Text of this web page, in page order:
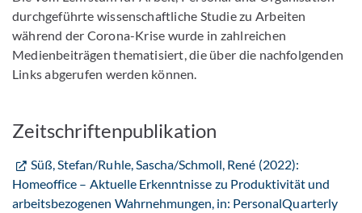
durchgeführte wissenschaftliche Studie zu Arbeiten
während der Corona-Krise wurde in zahlreichen
Medienbeiträgen thematisiert, die über die nachfolgenden
Links abgerufen werden können.
Zeitschriftenpublikation
Süß, Stefan/Ruhle, Sascha/Schmoll, René (2022):
Homeoffice – Aktuelle Erkenntnisse zu Produktivität und
arbeitsbezogenen Wahrnehmungen, in: PersonalQuarterly